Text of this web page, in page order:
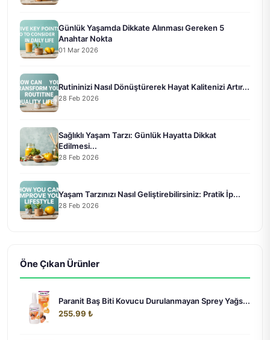
Günlük Yaşamda Dikkate Alınması Gereken 5
Anahtar Nokta
01 Mar 2026
Rutininizi Nasıl Dönüştürerek Hayat Kalitenizi Artır...
28 Feb 2026
Sağlıklı Yaşam Tarzı: Günlük Hayatta Dikkat
Edilmesi...
28 Feb 2026
Yaşam Tarzınızı Nasıl Geliştirebilirsiniz: Pratik İp...
28 Feb 2026
Öne Çıkan Ürünler
Paranit Baş Biti Kovucu Durulanmayan Sprey Yağs...
255.99 ₺